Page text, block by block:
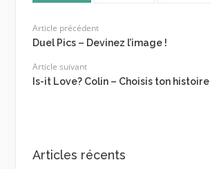
Article précédent
Duel Pics – Devinez l’image !
Article suivant
Is-it Love? Colin – Choisis ton histoire
Articles récents